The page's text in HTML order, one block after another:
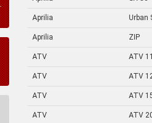
Aprilia Urban
Aprilia ZIP
ATV ATV
ATV ATV
ATV ATV
ATV ATV